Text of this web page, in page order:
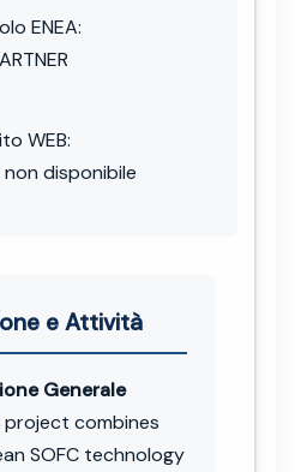
ENEA:
WEB:
non disponibile
e Attività
Generale
project combines
SOFC technology